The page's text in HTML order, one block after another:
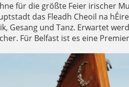
für die größte Feier irischer
das Fleadh Cheoil na
Gesang und Tanz. Erwartet
Für Belfast ist es eine